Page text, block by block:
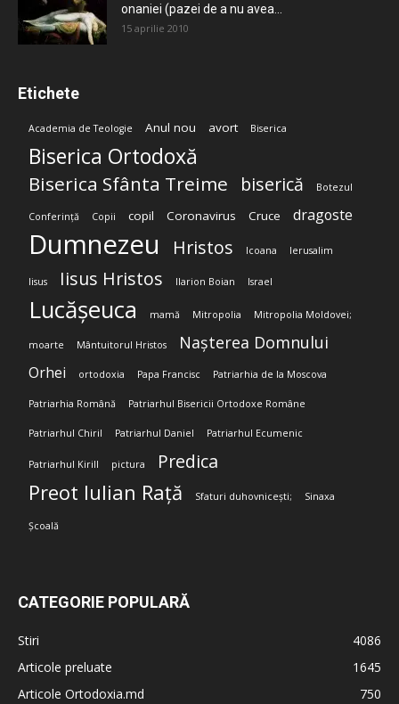
onaniei (pazei de a nu avea...
15 aprilie 2010
Etichete
Academia de Teologie Anul nou avort Biserica
Biserica Ortodoxă
Biserica Sfânta Treime biserică Botezul
Conferință Copii copil Coronavirus Cruce dragoste
Dumnezeu Hristos Icoana Ierusalim
Iisus Iisus Hristos Ilarion Boian Israel
Lucășeuca mamă Mitropolia Mitropolia Moldovei;
moarte Mântuitorul Hristos Nașterea Domnului
Orhei ortodoxia Papa Francisc Patriarhia de la Moscova
Patriarhia Română Patriarhul Bisericii Ortodoxe Române
Patriarhul Chiril Patriarhul Daniel Patriarhul Ecumenic
Patriarhul Kirill pictura Predica
Preot Iulian Rață Sfaturi duhovnicești; Sinaxa
Școală
CATEGORIE POPULARĂ
Stiri
4086
Articole preluate
1645
Articole Ortodoxia.md
750